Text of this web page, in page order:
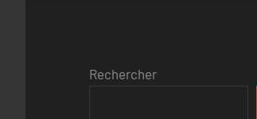
Rechercher